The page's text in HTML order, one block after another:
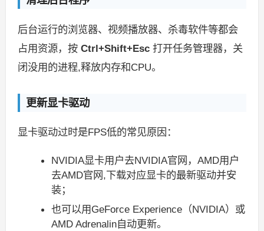
后台运行的浏览器、视频播放器、杀毒软件等都会
占用资源，按 Ctrl+Shift+Esc打开任务管理器，关
闭没用的进程,释放内存和CPU。
更新显卡驱动
显卡驱动过时是FPS低的常见原因：
NVIDIA显卡用户去NVIDIA官网，AMD用户
去AMD官网,下载对应显卡的最新驱动并安
装；
也可以用GeForce Experience（NVIDIA）或
AMD Adrenalin自动更新。